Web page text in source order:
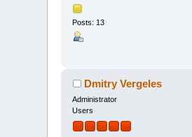
Posts: 13
Dmitry Vergeles
Administrator
Users